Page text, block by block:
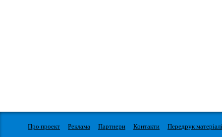
Про проект Реклама Партнери Контакти
Передрук